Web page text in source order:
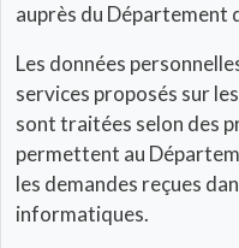
auprès du Département
Les données
services proposés sur
sont traitées selon des
permettent au
les demandes reçues
informatiques.